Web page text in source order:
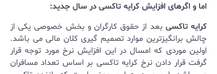
اما و اگرهای افزایش کرایه تاکسی در سال جدید:
کرایه تاکسی بعد از حقوق کارگران و بخش خصوصی یکی از
چالش برانگیزترین موارد تصمیم گیری کلان مالی می باشد.
اولین موردی که امسال در این افزایش نرخ مورد توجه قرار
گرفت قرار دادن نرخ کرایه تاکسی بر اساس تعداد مسافران